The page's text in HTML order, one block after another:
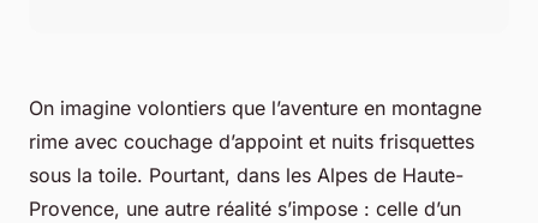
On imagine volontiers que l’aventure en montagne
rime avec couchage d’appoint et nuits frisquettes
sous la toile. Pourtant, dans les Alpes de Haute-
Provence, une autre réalité s’impose : celle d’un